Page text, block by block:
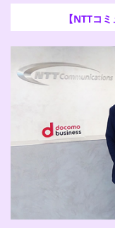
【NTTコ